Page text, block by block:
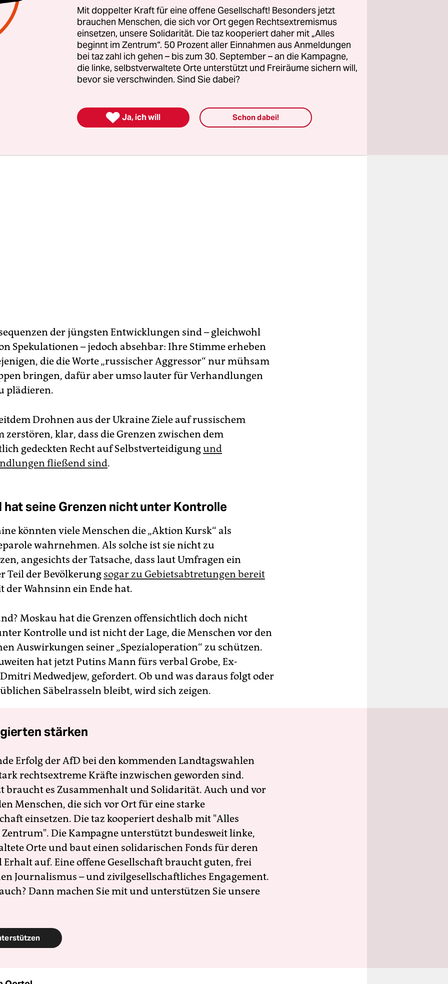
ukrainische Soldatenin das russische Gebiet Kursk, das
grenzt, vorgedrungen sein. Dort wurde der Notstand
die Kämpfe dauern seit drei Tagen an.
Wladimir Putin als „Provokation“ bezeichnete
die Kyjiw bisher nicht kommentiert, wirft einige Fragen auf –
bezweckt und wie er das weitere Kampfgeschehen
der jüngsten Entwicklungen sind – gleichwohl
Spekulationen – jedoch absehbar: Ihre Stimme erheben
die die Worte „russischer Aggressor“ nur mühsam
bringen, dafür aber umso lauter für Verhandlungen
plädieren.
Drohnen aus der Ukraine Ziele auf russischem
klar, dass die Grenzen zwischen dem
gedeckten Recht auf Selbstverteidigungund
fließend sind.
hat seine Grenzen nicht unter Kontrolle
könnten viele Menschen die „Aktion Kursk“ als
wahrnehmen. Als solche ist sie nicht zu
angesichts der Tatsache, dass laut Umfragen ein
Teil der Bevölkerung sogar zu Gebietsabtretungen bereit
der Wahnsinn ein Ende hat.
Moskau hat die Grenzen offensichtlich doch nicht
Kontrolle und ist nicht der Lage, die Menschen vor den
Auswirkungen seiner „Spezialoperation“ zu schützen.
hat jetzt Putins Mann fürs verbal Grobe, Ex-
Medwedjew, gefordert. Ob und was daraus folgt oder
Säbelrasseln bleibt, wird sich zeigen.
stärken
Erfolg der AfD bei den kommenden Landtagswahlen
rechtsextreme Kräfte inzwischen geworden sind.
braucht es Zusammenhalt und Solidarität. Auch und vor
Menschen, die sich vor Ort für eine starke
einsetzen. Die taz kooperiert deshalb mit "Alles
Die Kampagne unterstützt bundesweit linke,
Orte und baut einen solidarischen Fonds für deren
Erhalt auf. Eine offene Gesellschaft braucht guten, frei
Journalismus – und zivilgesellschaftliches Engagement.
Dann machen Sie mit und unterstützen Sie unsere
Mit doppelter Kraft für eine offene Gesellschaft! Besonders jetzt
brauchen Menschen, die sich vor Ort gegen Rechtsextremismus
einsetzen, unsere Solidarität. Die taz kooperiert daher mit „Alles
beginnt im Zentrum“. 50 Prozent aller Einnahmen aus Anmeldungen
bei taz zahl ich gehen – bis zum 30. September – an die Kampagne,
die linke, selbstverwaltete Orte unterstützt und Freiräume sichern will,
bevor sie verschwinden. Sind Sie dabei?
 Ja, ich will Schon dabei!